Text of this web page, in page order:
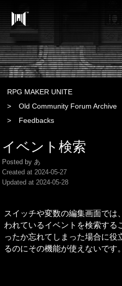
RPG MAKER UNITE
Old Community Forum Archive
Feedbacks
イベント検索
Posted by あ
Created at 2024-05-27
Updated at 2024-05-28
スイッチや変数の編集画面では
われているイベントを検索する
ったか忘れてしまった場合に役
るのにその機能が使えないです。